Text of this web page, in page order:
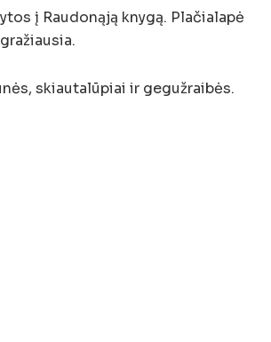
į Raudonąją knygą. Plačialapė
skiautalūpiai ir gegužraibės.